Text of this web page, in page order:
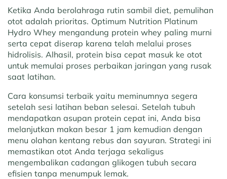
Ketika Anda berolahraga rutin sambil diet, pemulihan
otot adalah prioritas. Optimum Nutrition Platinum
Hydro Whey mengandung protein whey paling murni
serta cepat diserap karena telah melalui proses
hidrolisis. Alhasil, protein bisa cepat masuk ke otot
untuk memulai proses perbaikan jaringan yang rusak
saat latihan.
Cara konsumsi terbaik yaitu meminumnya segera
setelah sesi latihan beban selesai. Setelah tubuh
mendapatkan asupan protein cepat ini, Anda bisa
melanjutkan makan besar 1 jam kemudian dengan
menu olahan kentang rebus dan sayuran. Strategi ini
memastikan otot Anda terjaga sekaligus
mengembalikan cadangan glikogen tubuh secara
efisien tanpa menumpuk lemak.